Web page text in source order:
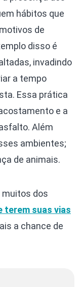
hábitos que
de
disso é
invadindo
a tempo
Essa prática
e a
Além
ambientes;
de animais.
muitos dos
terem suas vias
a chance de